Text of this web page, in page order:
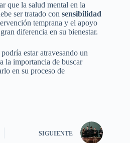
que la salud mental en la
ser tratado con sensibilidad
temprana y el apoyo
diferencia en su bienestar.
estar atravesando un
la importancia de buscar
en su proceso de
SIGUIENTE